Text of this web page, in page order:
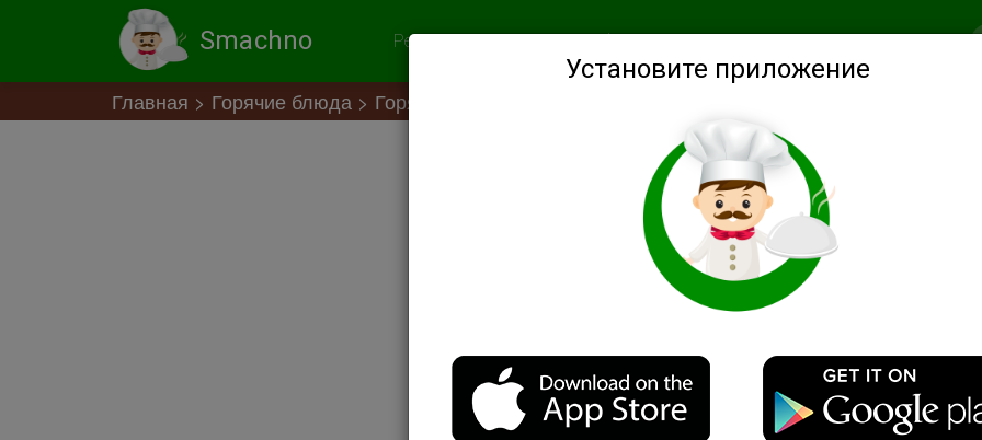
Smachno Рекомендованное Подобрать по ингредиентам Советы Войти
Главная Горячие блюда Горячие блюда из овощей
Установите приложение
Описание